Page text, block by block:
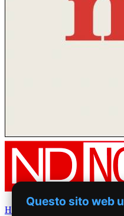
Home
Questo sito web